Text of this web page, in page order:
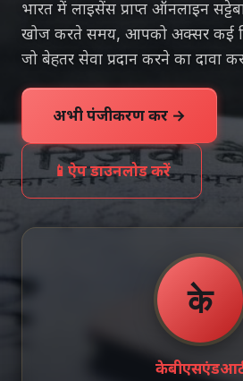
भारत में लाइसेंस प्राप्त ऑनलाइन
खोज करते समय, आपको अक्सर कई
जो बेहतर सेवा प्रदान करने का दावा
अभी पंजीकरण करें →
📱 ऐप डाउनलोड करें
के